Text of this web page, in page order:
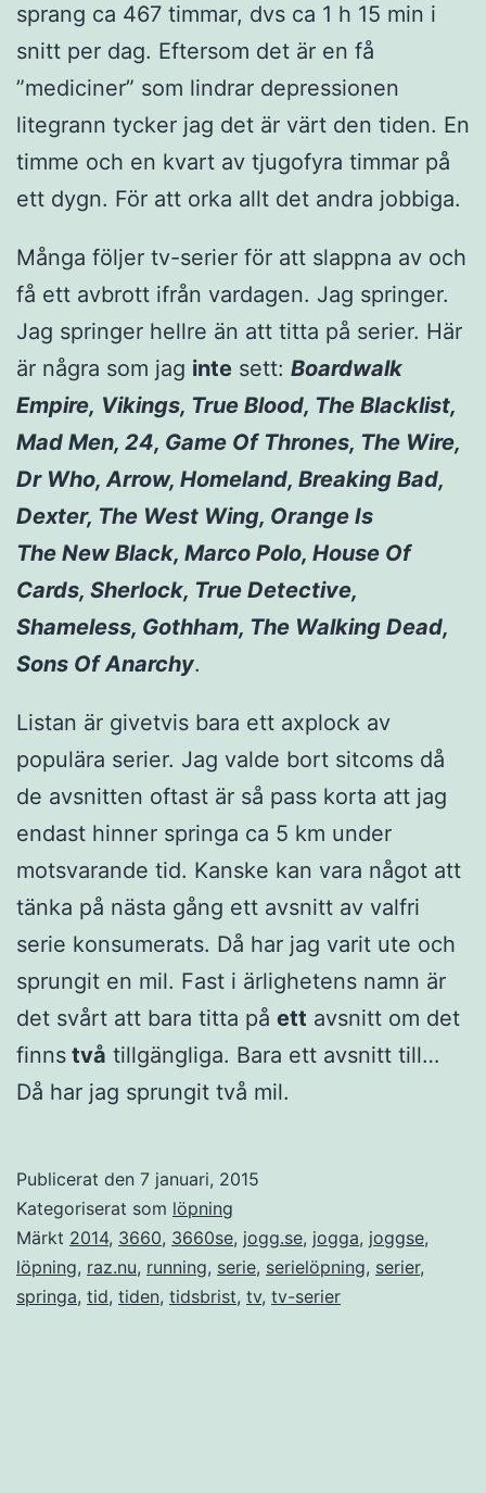
sprang ca 467 timmar, dvs ca 1 h 15 min i
snitt per dag. Eftersom det är en få
”mediciner” som lindrar depressionen
litegrann tycker jag det är värt den tiden. En
timme och en kvart av tjugofyra timmar på
ett dygn. För att orka allt det andra jobbiga.
Många följer tv-serier för att slappna av och
få ett avbrott ifrån vardagen. Jag springer.
Jag springer hellre än att titta på serier. Här
är några som jag inte sett: Boardwalk
Empire, Vikings, True Blood, The Blacklist,
Mad Men, 24, Game Of Thrones, The Wire,
Dr Who, Arrow, Homeland, Breaking Bad,
Dexter, The West Wing, Orange Is
The New Black, Marco Polo, House Of
Cards, Sherlock, True Detective,
Shameless, Gothham, The Walking Dead,
Sons Of Anarchy.
Listan är givetvis bara ett axplock av
populära serier. Jag valde bort sitcoms då
de avsnitten oftast är så pass korta att jag
endast hinner springa ca 5 km under
motsvarande tid. Kanske kan vara något att
tänka på nästa gång ett avsnitt av valfri
serie konsumerats. Då har jag varit ute och
sprungit en mil. Fast i ärlighetens namn är
det svårt att bara titta på ett avsnitt om det
finns två tillgängliga. Bara ett avsnitt till…
Då har jag sprungit två mil.
Publicerat den 7 januari, 2015
Kategoriserat som löpning
Märkt 2014, 3660, 3660se, jogg.se, jogga, joggse,
löpning, raz.nu, running, serie, serielöpning, serier,
springa, tid, tiden, tidsbrist, tv, tv-serier